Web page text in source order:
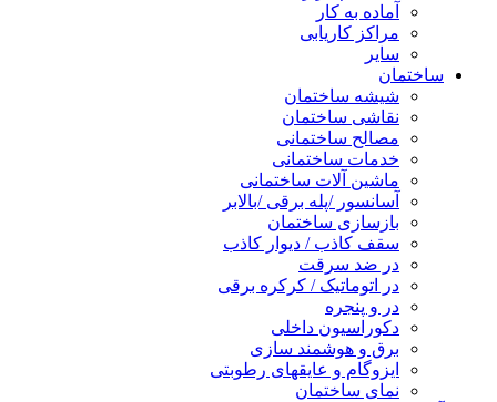
آماده به کار
مراکز کاریابی
سایر
ساختمان
شیشه ساختمان
نقاشی ساختمان
مصالح ساختمانی
خدمات ساختمانی
ماشین آلات ساختمانی
آسانسور /پله برقی /بالابر
بازسازی ساختمان
سقف کاذب / دیوار کاذب
در ضد سرقت
در اتوماتیک / کرکره برقی
در و پنجره
دکوراسیون داخلی
برق و هوشمند سازی
ایزوگام و عایقهای رطوبتی
نمای ساختمان